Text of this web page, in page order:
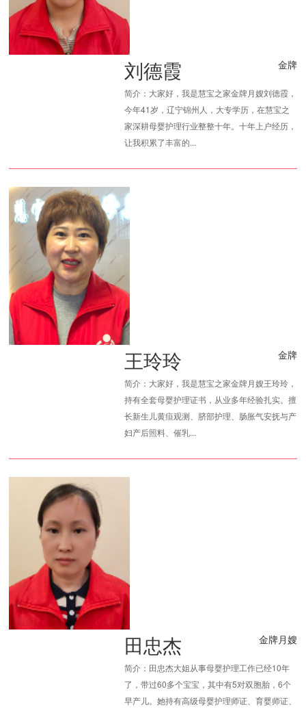
刘德霞 金牌
简介：大家好，我是慧宝之家金牌月嫂刘德霞，
今年41岁，辽宁锦州人，大专学历，在慧宝之
家深耕母婴护理行业整整十年。十年上户经历，
让我积累了丰富的...
王玲玲 金牌
简介：大家好，我是慧宝之家金牌月嫂王玲玲，
持有全套母婴护理证书，从业多年经验扎实。擅
长新生儿黄疸观测、脐部护理、肠胀气安抚与产
妇产后照料、催乳...
田忠杰 金牌月嫂
简介：田忠杰大姐从事母婴护理工作已经10年
了，带过60多个宝宝，其中有5对双胞胎，6个
早产儿。她持有高级母婴护理师证、育婴师证、